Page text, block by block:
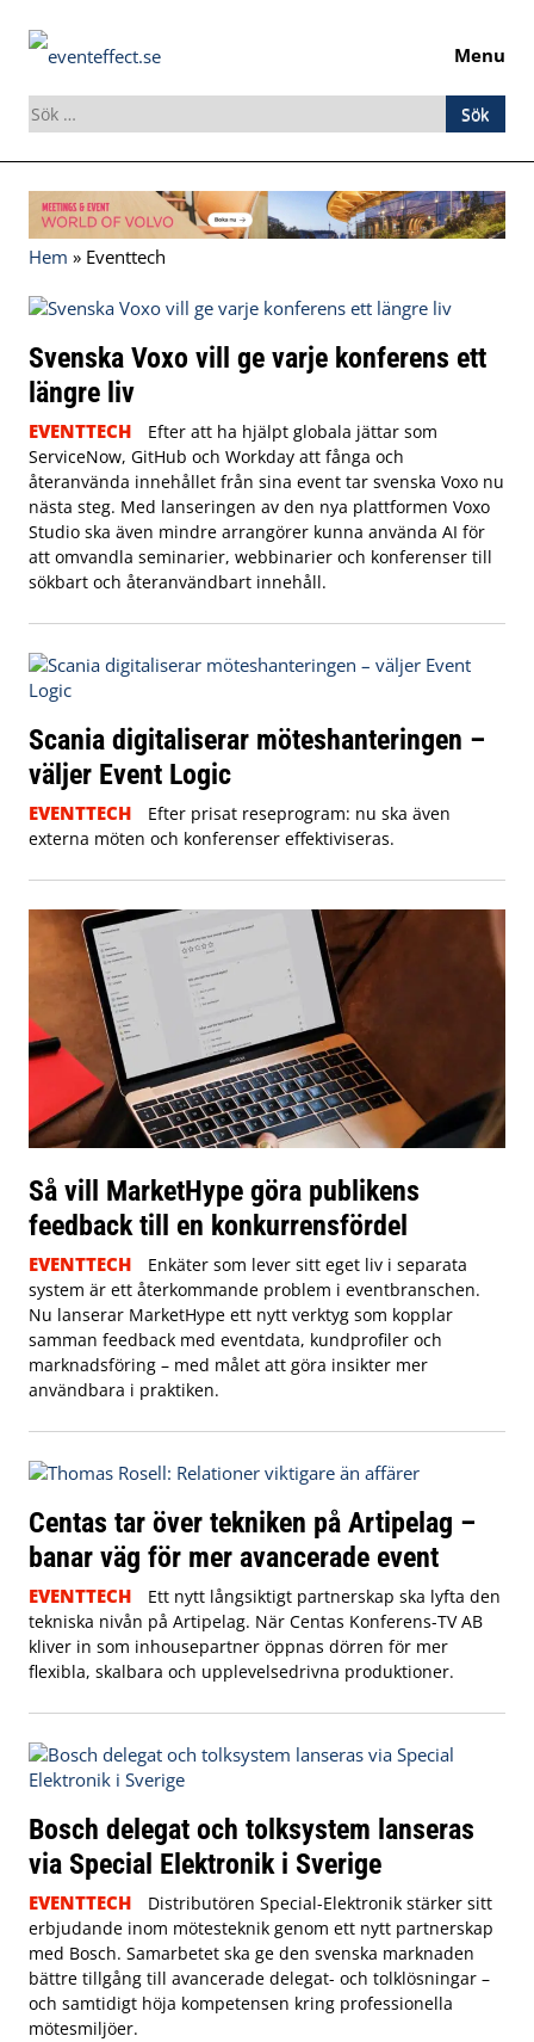
Menu
Sök
efter:
Skip
to
content
Hem » Eventtech
Svenska Voxo vill ge varje konferens ett
längre liv
EVENTTECH
Efter att ha hjälpt globala jättar som
ServiceNow, GitHub och Workday att fånga och
återanvända innehållet från sina event tar svenska Voxo nu
nästa steg. Med lanseringen av den nya plattformen Voxo
Studio ska även mindre arrangörer kunna använda AI för
att omvandla seminarier, webbinarier och konferenser till
sökbart och återanvändbart innehåll.
Scania digitaliserar möteshanteringen –
väljer Event Logic
EVENTTECH
Efter prisat reseprogram: nu ska även
externa möten och konferenser effektiviseras.
Så vill MarketHype göra publikens
feedback till en konkurrensfördel
EVENTTECH
Enkäter som lever sitt eget liv i separata
system är ett återkommande problem i eventbranschen.
Nu lanserar MarketHype ett nytt verktyg som kopplar
samman feedback med eventdata, kundprofiler och
marknadsföring – med målet att göra insikter mer
användbara i praktiken.
Centas tar över tekniken på Artipelag –
banar väg för mer avancerade event
EVENTTECH
Ett nytt långsiktigt partnerskap ska lyfta den
tekniska nivån på Artipelag. När Centas Konferens-TV AB
kliver in som inhousepartner öppnas dörren för mer
flexibla, skalbara och upplevelsedrivna produktioner.
Bosch delegat och tolksystem lanseras
via Special Elektronik i Sverige
EVENTTECH
Distributören Special-Elektronik stärker sitt
erbjudande inom mötesteknik genom ett nytt partnerskap
med Bosch. Samarbetet ska ge den svenska marknaden
bättre tillgång till avancerade delegat- och tolklösningar –
och samtidigt höja kompetensen kring professionella
mötesmiljöer.